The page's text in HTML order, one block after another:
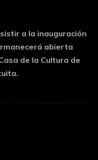
a la inauguración
abierta
de la Cultura de